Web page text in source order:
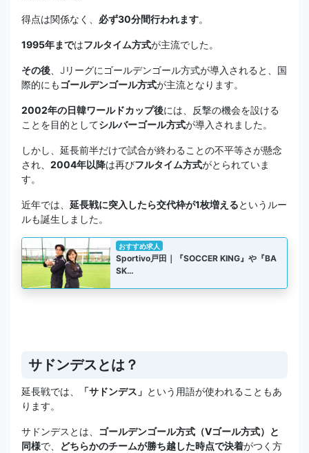
得点は関係なく、 必ず30分間行われます。
1995年まではフルタイム方式が主流でした。
その後 、Jリーグにゴールデンゴール方式が導入されると、国
際的にも ゴールデンゴール方式が主流となります。
2002年の日韓ワールドカップ後には、反撃の機会を設ける
ことを目的としてシルバーゴール方式が導入されました。
しかし、延長前半だけで試合が終わることの不平等さが懸念
され、 2004年以降は再びフルタイム方式がとられていま
す。
近年では、 延長戦に突入したら交代枠が1枚増えるというルー
ルも誕生しました。
おすすめ求人
Sportivo戸田｜『SOCCER KING』や『BA
SK…
サドンデスとは？
延長戦では、 「サドンデス」 という用語が使われることもあ
ります。
サドンデスとは、
ゴールデンゴール方式（Vゴール方式）と
同様で、 どちらかのチームが勝ち越した時点で決着がつく方